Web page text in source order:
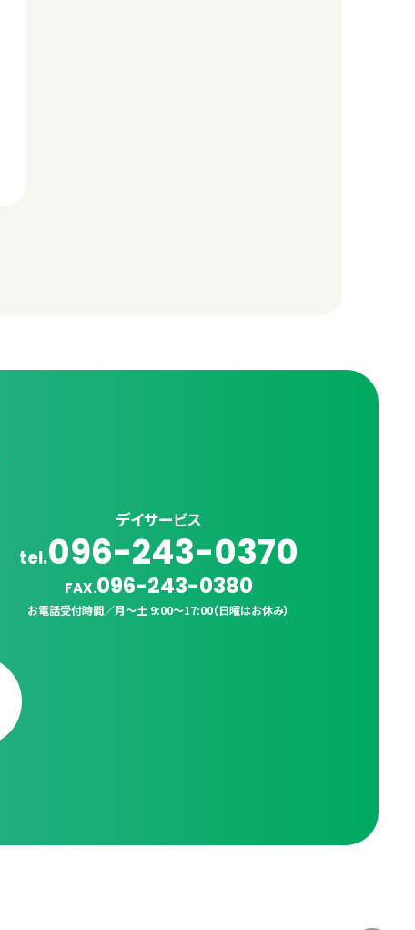
デイサービス
tel.096-243-0370
FAX.096-243-0380
お電話受付時間／月〜土 9:00〜17:00（日曜はお休み）